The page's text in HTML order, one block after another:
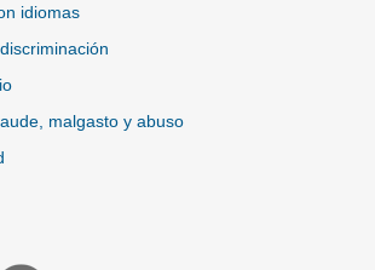
idiomas
malgasto y abuso